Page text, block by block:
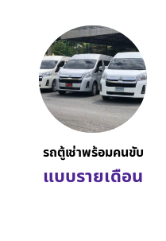
รถตู้เช่าพร้อมคนขับ
แบบรายเดือน